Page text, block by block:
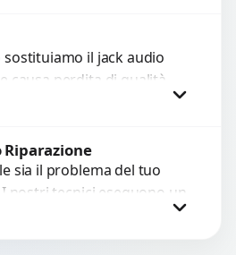
sostituiamo il jack audio
causa perdita di qualità
di collegare cuffie
Procedi
sia il problema del tuo
nostri tecnici eseguono un
con strumenti